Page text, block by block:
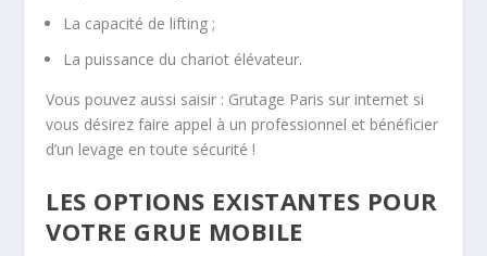
La capacité de lifting ;
La puissance du chariot élévateur.
Vous pouvez aussi saisir : Grutage Paris sur internet si
vous désirez faire appel à un professionnel et bénéficier
d’un levage en toute sécurité !
LES OPTIONS EXISTANTES POUR
VOTRE GRUE MOBILE